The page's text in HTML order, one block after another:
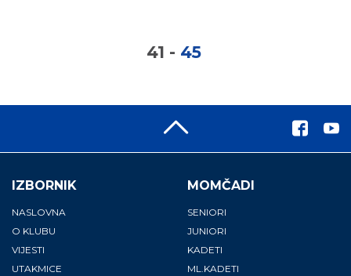
41 - 45
IZBORNIK
NASLOVNA
O KLUBU
VIJESTI
UTAKMICE
MOMČADI
SENIORI
JUNIORI
KADETI
ML.KADETI